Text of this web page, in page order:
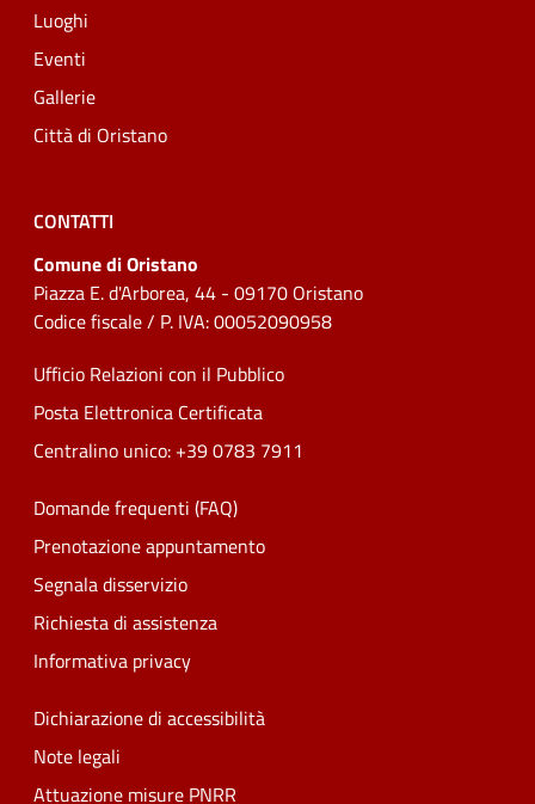
Luoghi
Eventi
Gallerie
Città di Oristano
CONTATTI
Comune di Oristano
Piazza E. d'Arborea, 44 - 09170 Oristano
Codice fiscale / P. IVA: 00052090958
Ufficio Relazioni con il Pubblico
Posta Elettronica Certificata
Centralino unico: +39 0783 7911
Domande frequenti (FAQ)
Prenotazione appuntamento
Segnala disservizio
Richiesta di assistenza
Informativa privacy
Dichiarazione di accessibilità
Note legali
Attuazione misure PNRR